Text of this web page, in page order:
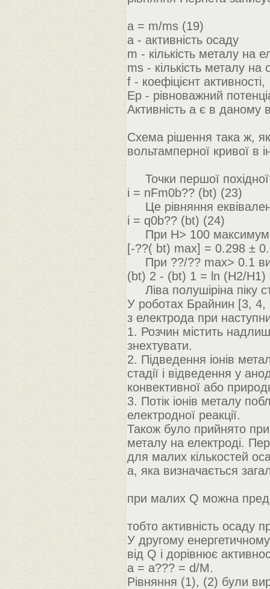
a = m/ms (19)
a - активність осаду
m - кількість металу на
ms - кількість металу на
f - коефіцієнт активності,
Еp - рівноважний
Активність а є в даному
Схема рішення така ж,
вольтамперної кривої в
Точки першої
i = nFm0b?? (bt) (23)
Це рівняння
i = q0b?? (bt) (24)
При Н> 100 максимум
[-??( bt) max] = 0.298 ±
При ??/?? max> 0.1
(bt) 2 - (bt) 1 = ln (H2/H1)
Ліва полушіріна піку
У роботах Брайнин [3, 4,
з електрода при
1. Розчин містить
знехтувати.
2. Підведення іонів
стадії і відведення у
конвективної або
3. Потік іонів металу
електродної реакції.
Також було прийнято
металу на електроді.
для малих кількостей
а, яка визначається
при малих Q можна
тобто активність осаду
У другому
від Q і дорівнює
а = а??? = d/M.
Рівняння (1), (2) були